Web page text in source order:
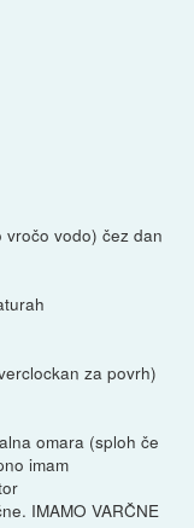
vodo) čez dan
za povrh)
omara (sploh če
imam
IMAMO VARČNE